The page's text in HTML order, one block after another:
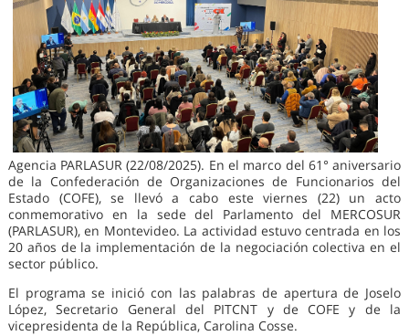
Agencia PARLASUR (22/08/2025). En el marco del 61° aniversario
de la Confederación de Organizaciones de Funcionarios del
Estado (COFE), se llevó a cabo este viernes (22) un acto
conmemorativo en la sede del Parlamento del MERCOSUR
(PARLASUR), en Montevideo. La actividad estuvo centrada en los
20 años de la implementación de la negociación colectiva en el
sector público.
El programa se inició con las palabras de apertura de Joselo
López, Secretario General del PITCNT y de COFE y de la
vicepresidenta de la República, Carolina Cosse.